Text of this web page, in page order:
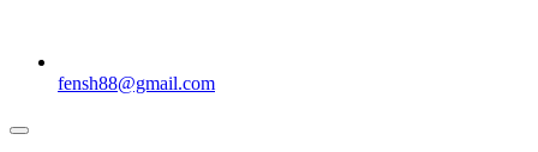
fensh88@gmail.com